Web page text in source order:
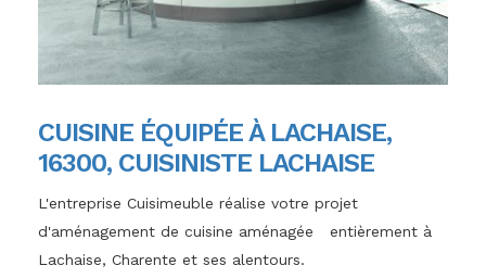
CUISINE ÉQUIPÉE À LACHAISE,
16300, CUISINISTE LACHAISE
L'entreprise Cuisimeuble réalise votre projet
d'aménagement de cuisine aménagée entièrement à
Lachaise, Charente et ses alentours.